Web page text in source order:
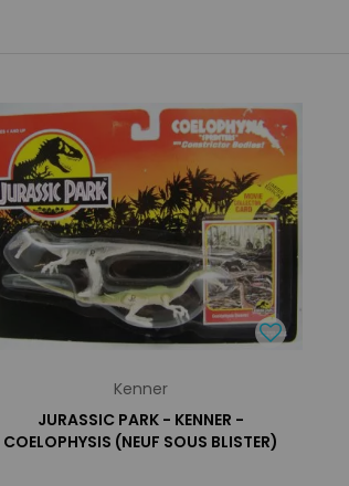
Kenner
JURASSIC PARK - KENNER -
COELOPHYSIS (NEUF SOUS BLISTER)